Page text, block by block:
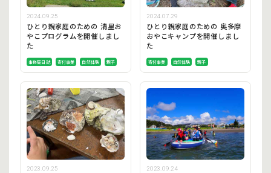
2024.09.25
ひとり親家庭のための 清里お
やこプログラムを開催しまし
た
事務局日誌 寄付事業 自然体験 親子
2024.07.29
ひとり親家庭のための 奥多摩
おやこキャンプを開催しまし
た
寄付事業 自然体験 親子
2023.09.25 2023.09.24